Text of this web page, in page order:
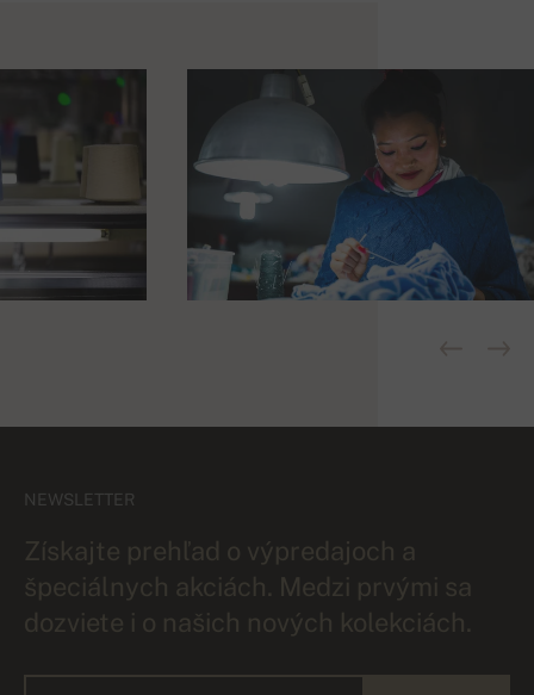
NEWSLETTER
Získajte prehľad o výpredajoch a
špeciálnych akciách. Medzi prvými sa
dozviete i o našich nových kolekciách.